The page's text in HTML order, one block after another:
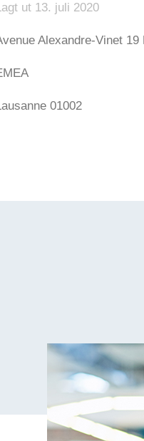
ut 13. juli 2020
Alexandre-Vinet 19
01002